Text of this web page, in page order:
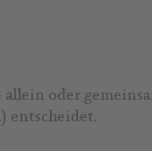
oder
entscheidet.